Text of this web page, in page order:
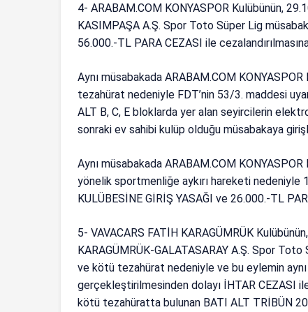
4- ARABAM.COM KONYASPOR Kulübünün,
KASIMPAŞA A.Ş. Spor Toto Süper Lig
56.000.-TL PARA CEZASI ile
Aynı müsabakada ARABAM.COM
tezahürat nedeniyle FDT’nin 53/3. maddesi
ALT B, C, E bloklarda yer alan seyircilerin
sonraki ev sahibi kulüp olduğu müsabakaya
Aynı müsabakada ARABAM.COM
yönelik sportmenliğe aykırı hareketi nedeniyle
KULÜBESİNE GİRİŞ YASAĞI ve 26.000.-TL
5- VAVACARS FATİH KARAGÜMRÜK
KARAGÜMRÜK-GALATASARAY A.Ş. Spor
ve kötü tezahürat nedeniyle ve bu eylemin
gerçekleştirilmesinden dolayı İHTAR CEZASI
kötü tezahüratta bulunan BATI ALT TRİBÜN